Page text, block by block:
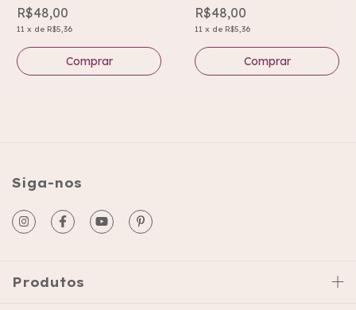
R$48,00
11 x de R$5,36
R$48,00
11 x de R$5,36
Siga-nos
Produtos